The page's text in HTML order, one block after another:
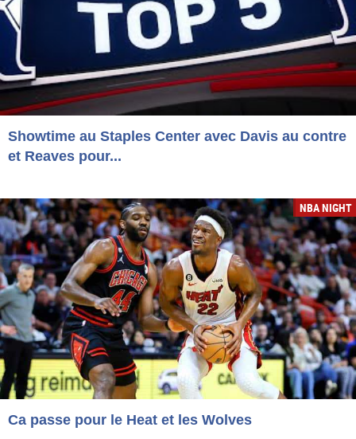
Showtime au Staples Center avec Davis au contre
et Reaves pour...
NBA NIGHT
Ca passe pour le Heat et les Wolves